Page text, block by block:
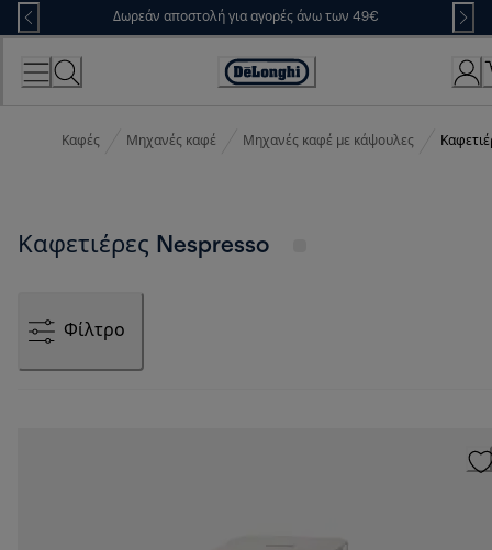
Skip
to
Content
Δωρεάν αποστολή για αγορές άνω των 49€
Accessibility
Καφές Μηχανές καφέ Μηχανές καφέ με κάψουλες
Καφετιέρες Nespresso
Φίλτρο